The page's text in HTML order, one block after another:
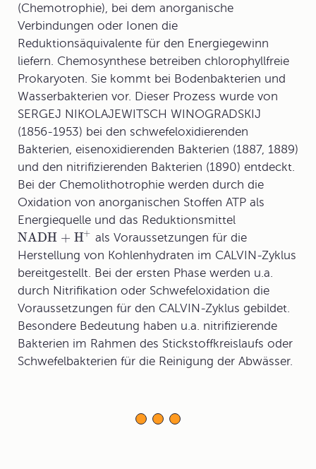
(Chemotrophie), bei dem anorganische
Verbindungen oder Ionen die
Reduktionsäquivalente für den Energiegewinn
liefern. Chemosynthese betreiben chlorophyllfreie
Prokaryoten. Sie kommt bei Bodenbakterien und
Wasserbakterien vor. Dieser Prozess wurde von
SERGEJ NIKOLAJEWITSCH WINOGRADSKIJ
(1856-1953) bei den schwefeloxidierenden
Bakterien, eisenoxidierenden Bakterien (1887, 1889)
und den nitrifizierenden Bakterien (1890) entdeckt.
Bei der Chemolithotrophie werden durch die
Oxidation von anorganischen Stoffen ATP als
Energiequelle und das Reduktionsmittel
NADH + H+ als Voraussetzungen für die
Herstellung von Kohlenhydraten im CALVIN-Zyklus
bereitgestellt. Bei der ersten Phase werden u.a.
durch Nitrifikation oder Schwefeloxidation die
Voraussetzungen für den CALVIN-Zyklus gebildet.
Besondere Bedeutung haben u.a. nitrifizierende
Bakterien im Rahmen des Stickstoffkreislaufs oder
Schwefelbakterien für die Reinigung der Abwässer.